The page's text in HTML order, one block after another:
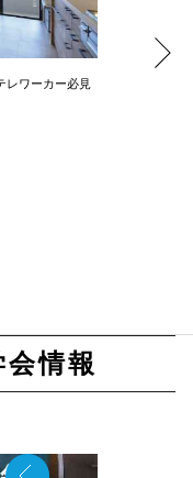
レワーカー必見
情報